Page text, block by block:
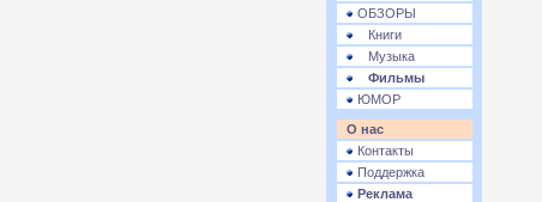
ОБЗОРЫ
Книги
Музыка
Фильмы
ЮМОР
О нас
Контакты
Поддержка
Реклама